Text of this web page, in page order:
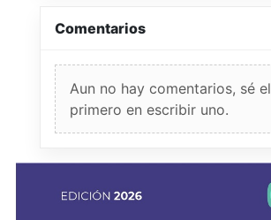
Comentarios
Aun no hay comentarios, sé el
primero en escribir uno.